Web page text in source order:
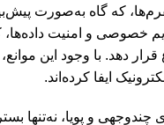
که گاه به‌صورت
خصوصی و امنیت
دهد. با وجود این
ایفا کرده‌اند.
و پویا، نه‌تنها